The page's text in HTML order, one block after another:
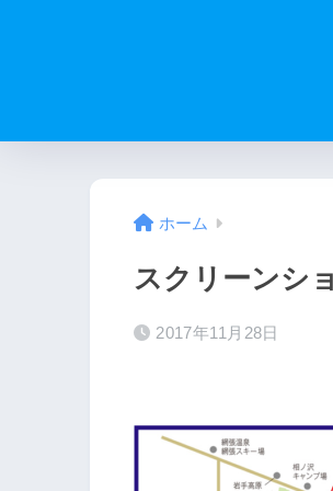
ホーム
スクリーンシ
2017年11月28日